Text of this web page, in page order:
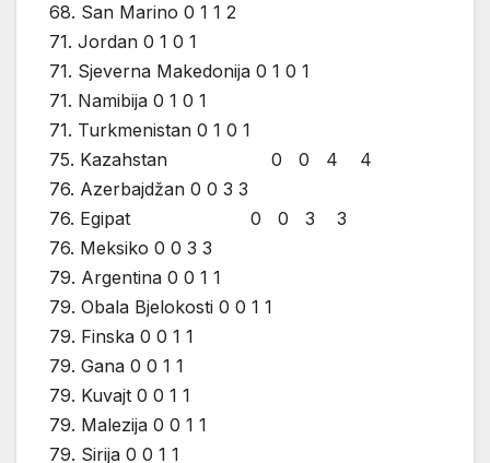
68. San Marino 0 1 1 2
71. Jordan 0 1 0 1
71. Sjeverna Makedonija 0 1 0 1
71. Namibija 0 1 0 1
71. Turkmenistan 0 1 0 1
75. Kazahstan 0 0 4 4
76. Azerbajdžan 0 0 3 3
76. Egipat 0 0 3 3
76. Meksiko 0 0 3 3
79. Argentina 0 0 1 1
79. Obala Bjelokosti 0 0 1 1
79. Finska 0 0 1 1
79. Gana 0 0 1 1
79. Kuvajt 0 0 1 1
79. Malezija 0 0 1 1
79. Sirija 0 0 1 1